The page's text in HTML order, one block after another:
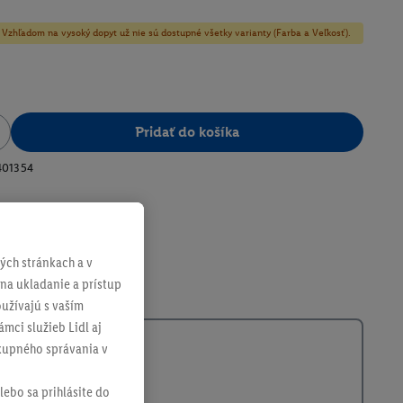
na vysoký dopyt už nie sú dostupné všetky varianty (Farba a Veľkosť).
Pridať do košíka
stránkach a v
ukladanie a prístup
s vaším
služieb Lidl aj
správania v
sa prihlásite do